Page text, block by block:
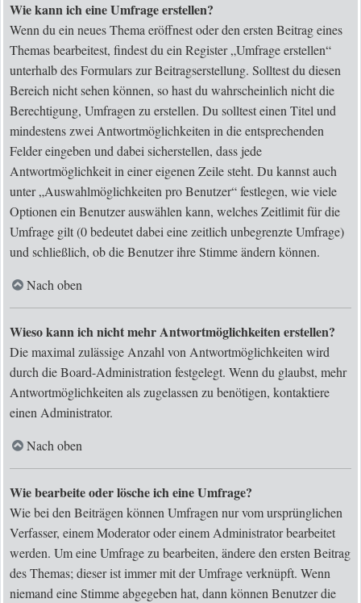
Wie kann ich eine Umfrage erstellen?
Wenn du ein neues Thema eröffnest oder den ersten Beitrag eines
Themas bearbeitest, findest du ein Register „Umfrage erstellen“
unterhalb des Formulars zur Beitragserstellung. Solltest du diesen
Bereich nicht sehen können, so hast du wahrscheinlich nicht die
Berechtigung, Umfragen zu erstellen. Du solltest einen Titel und
mindestens zwei Antwortmöglichkeiten in die entsprechenden
Felder eingeben und dabei sicherstellen, dass jede
Antwortmöglichkeit in einer eigenen Zeile steht. Du kannst auch
unter „Auswahlmöglichkeiten pro Benutzer“ festlegen, wie viele
Optionen ein Benutzer auswählen kann, welches Zeitlimit für die
Umfrage gilt (0 bedeutet dabei eine zeitlich unbegrenzte Umfrage)
und schließlich, ob die Benutzer ihre Stimme ändern können.
Nach oben
Wieso kann ich nicht mehr Antwortmöglichkeiten erstellen?
Die maximal zulässige Anzahl von Antwortmöglichkeiten wird
durch die Board-Administration festgelegt. Wenn du glaubst, mehr
Antwortmöglichkeiten als zugelassen zu benötigen, kontaktiere
einen Administrator.
Nach oben
Wie bearbeite oder lösche ich eine Umfrage?
Wie bei den Beiträgen können Umfragen nur vom ursprünglichen
Verfasser, einem Moderator oder einem Administrator bearbeitet
werden. Um eine Umfrage zu bearbeiten, ändere den ersten Beitrag
des Themas; dieser ist immer mit der Umfrage verknüpft. Wenn
niemand eine Stimme abgegeben hat, dann können Benutzer die